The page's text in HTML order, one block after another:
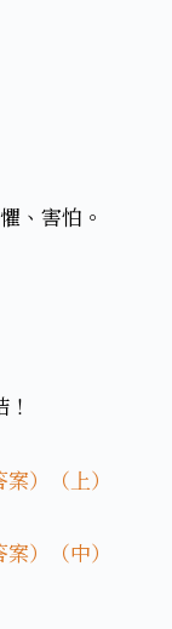
、害怕。
）（上）
）（中）